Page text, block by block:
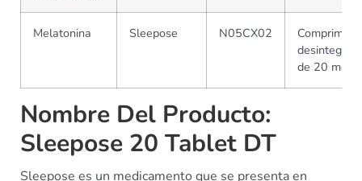
Melatonina Sleepose N05CX02
de 20 mg
Nombre Del Producto:
Sleepose 20 Tablet DT
Sleepose es un medicamento que se presenta en